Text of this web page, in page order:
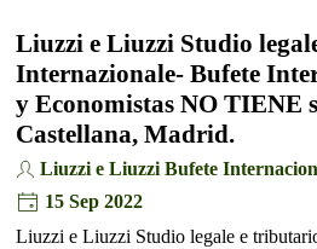
Liuzzi e Liuzzi Studio
Internazionale- Bufete
y Economistas NO TIENE
Castellana, Madrid.
Liuzzi e Liuzzi Bufete
15 Sep 2022
Liuzzi e Liuzzi Studio legale e